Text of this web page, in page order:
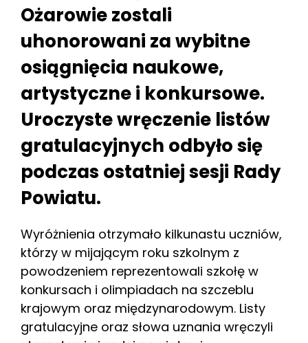
Ożarowie zostali
uhonorowani za wybitne
osiągnięcia naukowe,
artystyczne i konkursowe.
Uroczyste wręczenie listów
gratulacyjnych odbyło się
podczas ostatniej sesji Rady
Powiatu.
Wyróżnienia otrzymało kilkunastu uczniów,
którzy w mijającym roku szkolnym z
powodzeniem reprezentowali szkołę w
konkursach i olimpiadach na szczeblu
krajowym oraz międzynarodowym. Listy
gratulacyjne oraz słowa uznania wręczyli